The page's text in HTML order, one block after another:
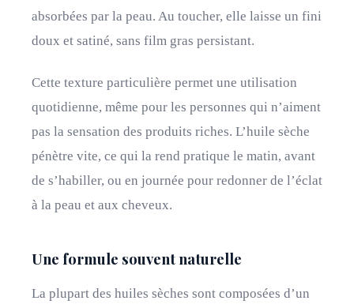
absorbées par la peau. Au toucher, elle laisse un fini
doux et satiné, sans film gras persistant.
Cette texture particulière permet une utilisation
quotidienne, même pour les personnes qui n’aiment
pas la sensation des produits riches. L’huile sèche
pénètre vite, ce qui la rend pratique le matin, avant
de s’habiller, ou en journée pour redonner de l’éclat
à la peau et aux cheveux.
Une formule souvent naturelle
La plupart des huiles sèches sont composées d’un